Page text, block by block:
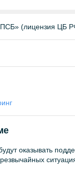
(лицензия ЦБ
оказывать